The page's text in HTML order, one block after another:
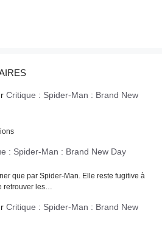
Critique : Spider-Man : Brand New
: Spider-Man : Brand New Day
que par Spider-Man. Elle reste fugitive à
retrouver les…
Critique : Spider-Man : Brand New